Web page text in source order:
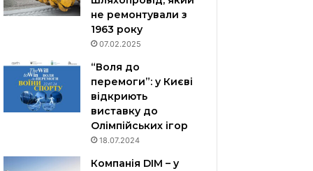
не ремонтували з
1963 року
07.02.2025
“Воля до
перемоги”: у Києві
відкриють
виставку до
Олімпійських ігор
18.07.2024
Компанія DIM – у